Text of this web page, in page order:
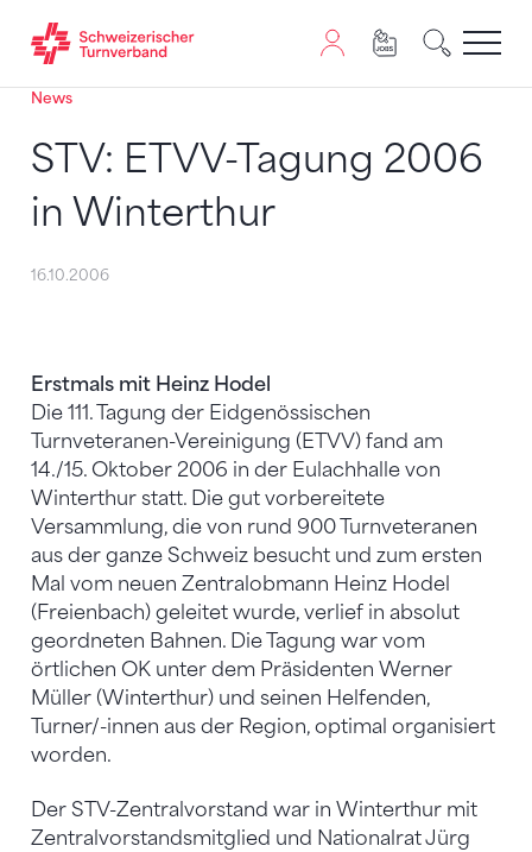
Zum Inhalt springen
Zur Sitemap navigieren
Zum Navigieren dieser Seite wird JavaScript benötigt.
News
STV: ETVV-Tagung 2006
in Winterthur
16.10.2006
Erstmals mit Heinz Hodel
Die 111. Tagung der Eidgenössischen
Turnveteranen-Vereinigung (ETVV) fand am
14./15. Oktober 2006 in der Eulachhalle von
Winterthur statt. Die gut vorbereitete
Versammlung, die von rund 900 Turnveteranen
aus der ganze Schweiz besucht und zum ersten
Mal vom neuen Zentralobmann Heinz Hodel
(Freienbach) geleitet wurde, verlief in absolut
geordneten Bahnen. Die Tagung war vom
örtlichen OK unter dem Präsidenten Werner
Müller (Winterthur) und seinen Helfenden,
Turner/-innen aus der Region, optimal organisiert
worden.
Der STV-Zentralvorstand war in Winterthur mit
Zentralvorstandsmitglied und Nationalrat Jürg